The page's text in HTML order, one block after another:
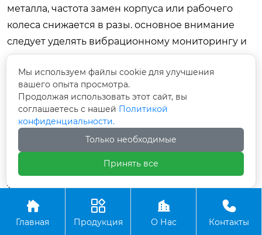
металла, частота замен корпуса или рабочего
колеса снижается в разы. основное внимание
следует уделять вибрационному мониторингу и
состоянию смазки. при правильной эксплуатации
срок службы таких вентиляторов превышает 15-
20 лет.
Заключение: инвестиция в
надежность
выбор мощности дляцентробежного
вентилятора из нержавеющей стали
техническая задача, решение которой
определяет экономическую эффективность
вашего предприятия на годы вперед. ошибки

Главная

Продукция

О Нас

Контакты
Мы используем файлы cookie для улучшения
вашего опыта просмотра.
Продолжая использовать этот сайт, вы
соглашаетесь с нашей Политикой
конфиденциальности.
Только необходимые
Принять все